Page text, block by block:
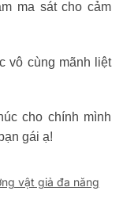
ma sát cho cảm
vô cùng mãnh liệt
cho chính mình
gái ạ!
vật giả đa năng